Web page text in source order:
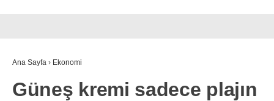
Ana Sayfa › Ekonomi
Güneş kremi sadece plajın